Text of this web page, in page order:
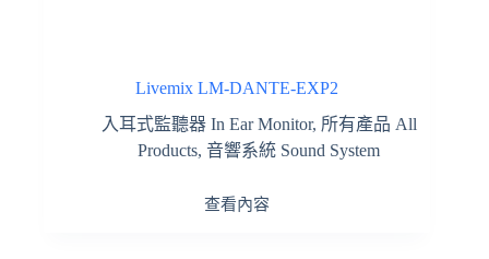
Livemix LM-DANTE-EXP2
入耳式監聽器 In Ear Monitor, 所有產品 All
Products,音響系統 Sound System
查看內容